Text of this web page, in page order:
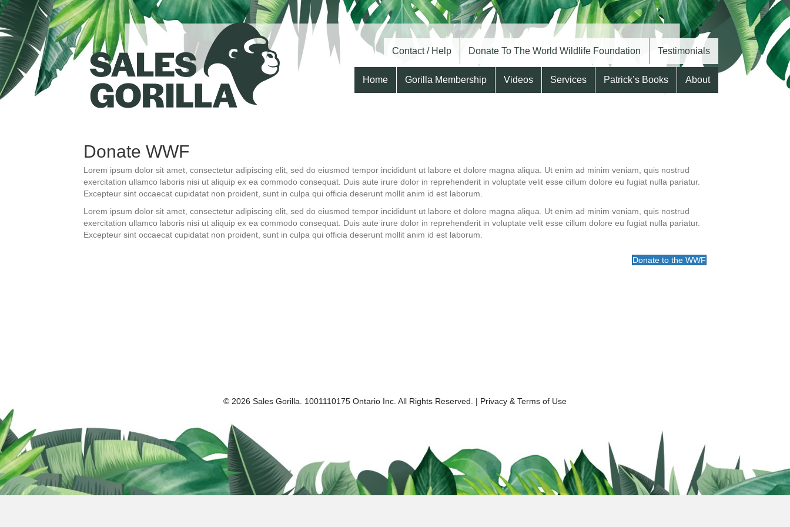
Contact / Help Donate To The World Wildlife Foundation Testimonials
Home Gorilla Membership Videos Services Patrick’s Books About
Donate WWF
Lorem ipsum dolor sit amet, consectetur adipiscing elit, sed do eiusmod tempor incididunt ut labore et dolore magna aliqua. Ut enim ad minim veniam, quis nostrud
exercitation ullamco laboris nisi ut aliquip ex ea commodo consequat. Duis aute irure dolor in reprehenderit in voluptate velit esse cillum dolore eu fugiat nulla pariatur.
Excepteur sint occaecat cupidatat non proident, sunt in culpa qui officia deserunt mollit anim id est laborum.
Lorem ipsum dolor sit amet, consectetur adipiscing elit, sed do eiusmod tempor incididunt ut labore et dolore magna aliqua. Ut enim ad minim veniam, quis nostrud
exercitation ullamco laboris nisi ut aliquip ex ea commodo consequat. Duis aute irure dolor in reprehenderit in voluptate velit esse cillum dolore eu fugiat nulla pariatur.
Excepteur sint occaecat cupidatat non proident, sunt in culpa qui officia deserunt mollit anim id est laborum.
Donate to the WWF
© 2026 Sales Gorilla. 1001110175 Ontario Inc. All Rights Reserved. | Privacy & Terms of Use